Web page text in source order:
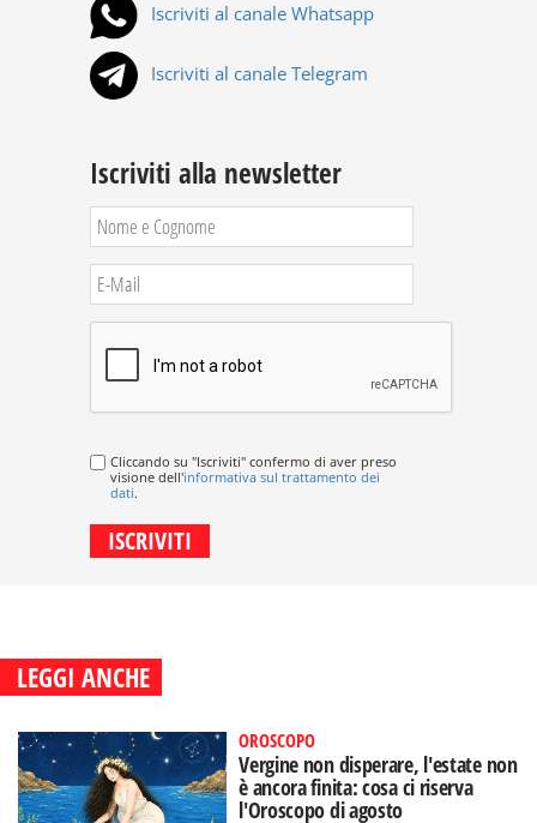
Iscriviti al canale Whatsapp
Iscriviti al canale Telegram
Iscriviti alla newsletter
Cliccando su "Iscriviti" confermo di aver preso
visione dell'informativa sul trattamento dei
dati.
LEGGI ANCHE
OROSCOPO
Vergine non disperare, l'estate non
è ancora finita: cosa ci riserva
l'Oroscopo di agosto